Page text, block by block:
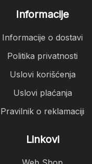
Informacije
Informacije o dostavi
Politika privatnosti
Uslovi korišćenja
Uslovi plaćanja
Pravilnik o reklamaciji
Linkovi